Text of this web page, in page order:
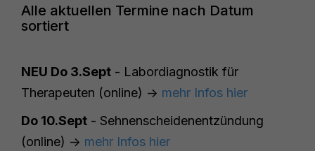
Alle aktuellen Termine nach Datum
sortiert
NEU Do 3.Sept - Labordiagnostik für
Therapeuten (online) -> mehr Infos hier
Do 10.Sept - Sehnenscheidenentzündung
(online) -> mehr Infos hier